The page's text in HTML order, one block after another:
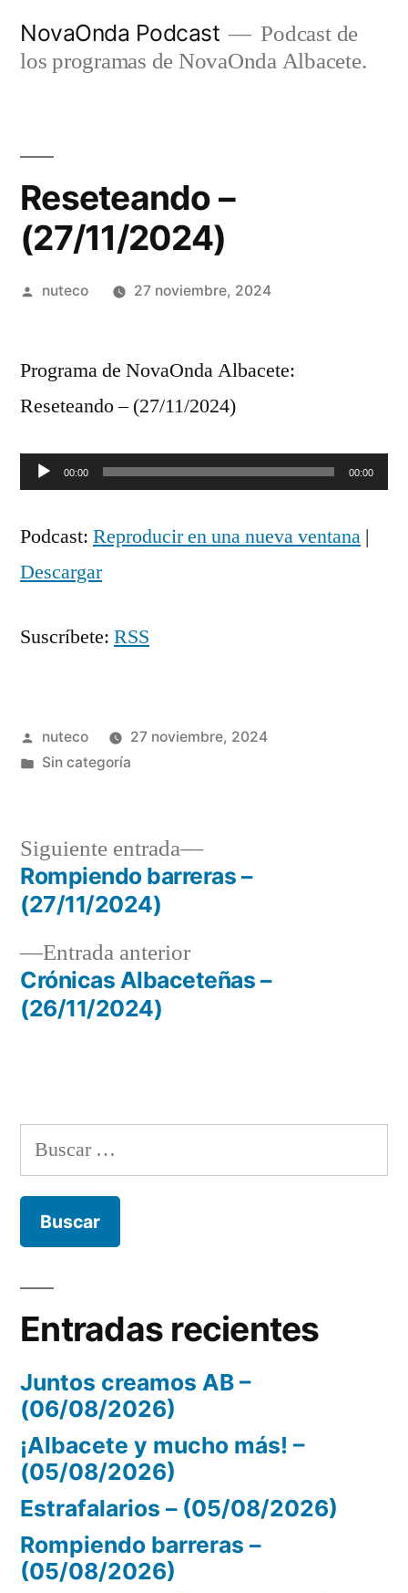
NovaOnda Podcast
Podcast de
los programas de NovaOnda Albacete.
Reseteando –
(27/11/2024)
Publicada
nuteco 27 noviembre, 2024
Programa de NovaOnda Albacete:
Reseteando – (27/11/2024)
Reproductor
audio
00:00 00:00
Podcast: Reproducir en una nueva ventana |
Descargar
Suscríbete: RSS
Publicada
por
nuteco
27 noviembre, 2024
Publicada
Sin categoría
Navegación
entradas
Entrada anteriorEntrada
anterior:
Crónicas Albaceteñas –
(26/11/2024)
Siguiente entrada
Siguiente
entrada:
Rompiendo barreras –
(27/11/2024)
Buscar:
Entradas recientes
Juntos creamos AB –
(06/08/2026)
¡Albacete y mucho más! –
(05/08/2026)
Estrafalarios – (05/08/2026)
Rompiendo barreras –
(05/08/2026)